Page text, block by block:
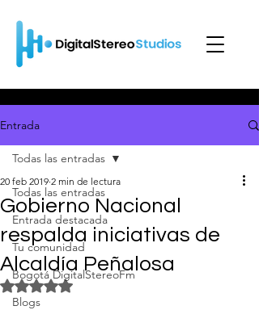
Entrada
Todas las entradas
Entrada destacada
Tu comunidad
Bogotá DigitalStereoFm
Blogs
Todas las entradas
Gobierno Nacional
respalda iniciativas de
Alcaldía Peñalosa
20 feb 2019 2 min de lectura
Obtuvo NaN de 5 estrellas.